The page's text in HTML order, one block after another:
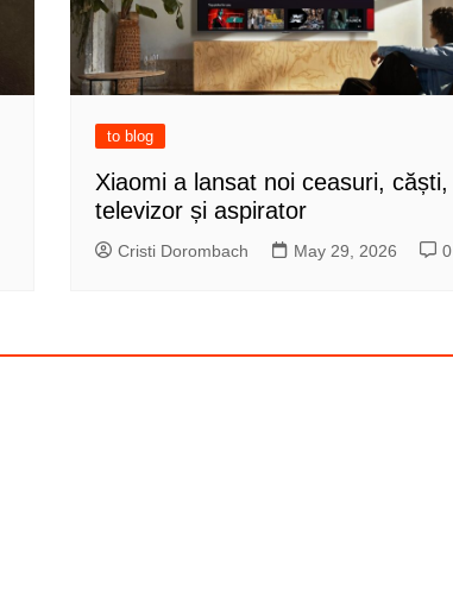
to blog
Xiaomi a lansat noi ceasuri, căști,
televizor și aspirator
Cristi Dorombach May 29, 2026 0